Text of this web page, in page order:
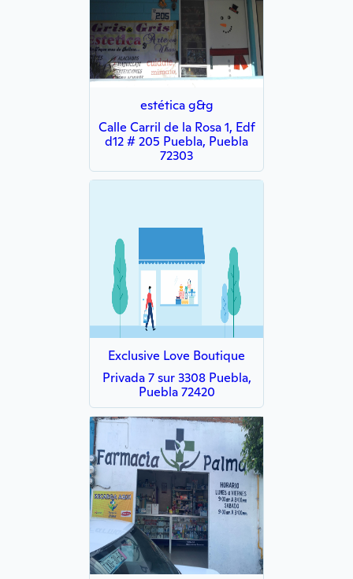
estética g&g
Calle Carril de la Rosa 1, Edf
d12 # 205 Puebla, Puebla
72303
Exclusive Love Boutique
Privada 7 sur 3308 Puebla,
Puebla 72420